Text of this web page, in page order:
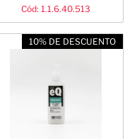
Cód: 1.1.6.40.513
10% DE DESCUENTO